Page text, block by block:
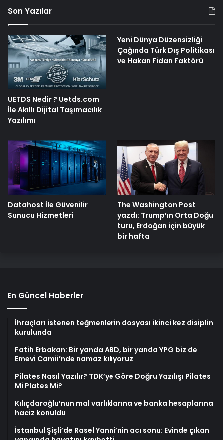
Son Yazılar
UETDS Nedir ? Uetds.com
İle Akıllı Dijital Taşımacılık
Yazılımı
Yeni Dünya Düzensizliği
Çağında Türk Dış Politikası
ve Hakan Fidan Faktörü
Datahost İle Güvenilir
Sunucu Hizmetleri
The Washington Post
yazdı: Trump’ın Orta Doğu
turu, Erdoğan için büyük
bir hafta
En Güncel Haberler
İhraçları istenen teğmenlerin dosyası ikinci kez disiplin
kurulunda
Fatih Erbakan: Bir yanda ABD, bir yanda YPG biz de
Emevi Camii’nde namaz kılıyoruz
Pilates Nasıl Yazılır? TDK’ye Göre Doğru Yazılışı Pilates
Mi Plates Mi?
Kılıçdaroğlu’nun mal varlıklarına ve banka hesaplarına
haciz konuldu
İstanbul Şişli’de Rasel Yanni’nin acı sonu: Evinde çıkan